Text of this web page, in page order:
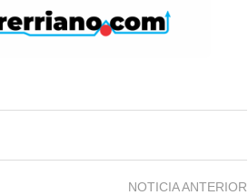
NOTICIA ANTERIOR